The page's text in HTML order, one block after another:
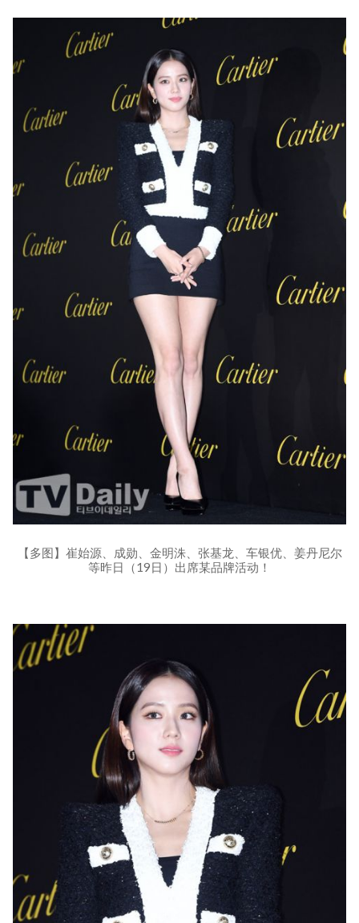
【多图】崔始源、成勋、金明洙、张基龙、车银优、姜丹尼尔
等昨日（19日）出席某品牌活动！